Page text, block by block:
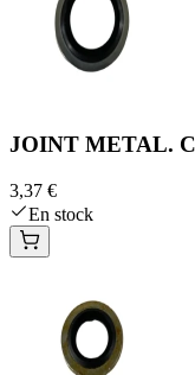
JOINT METAL.
3,37 €
En stock